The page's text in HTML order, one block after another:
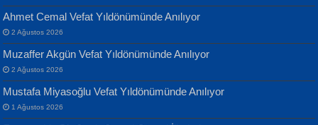
ATİLLA ÖZEN
Sultan Olmadan Önce Eyüp...
Banu Sancak
Defterimden İçeri...
Ahmet Cemal Vefat Yıldönümünde Anılıyor
2 Ağustos 2026
Muzaffer Akgün Vefat Yıldönümünde Anılıyor
2 Ağustos 2026
Mustafa Miyasoğlu Vefat Yıldönümünde Anılıyor
1 Ağustos 2026